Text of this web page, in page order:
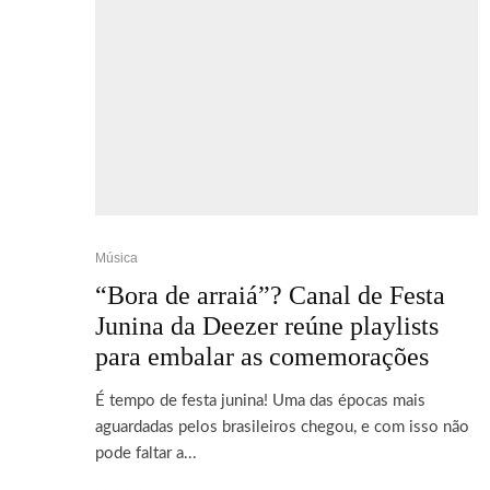
Música
“Bora de arraiá”? Canal de Festa
Junina da Deezer reúne playlists
para embalar as comemorações
É tempo de festa junina! Uma das épocas mais
aguardadas pelos brasileiros chegou, e com isso não
pode faltar a...